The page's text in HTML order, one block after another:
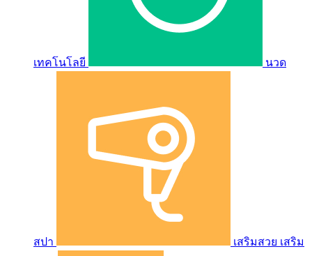
เทคโนโลยี นวด
สปา เสริมสวย เสริม